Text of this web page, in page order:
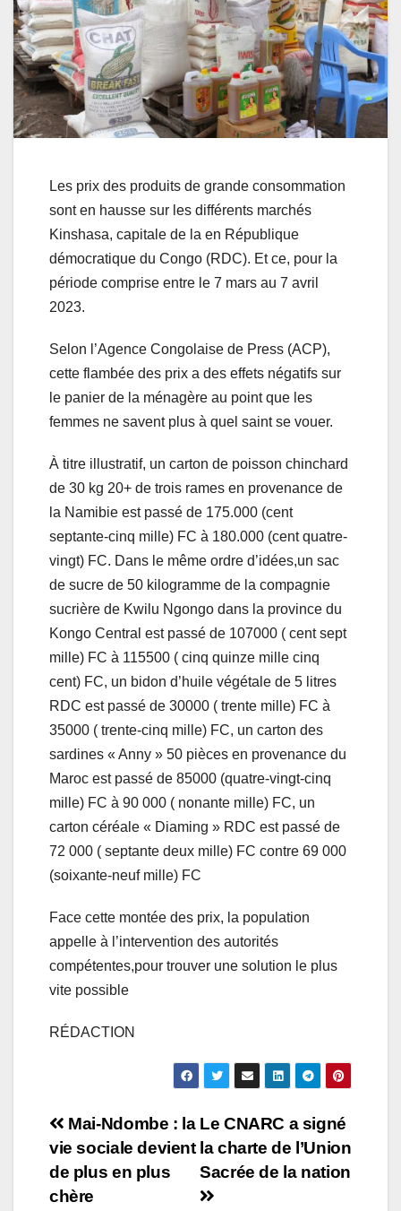
Les prix des produits de grande consommation
sont en hausse sur les différents marchés
Kinshasa, capitale de la en République
démocratique du Congo (RDC). Et ce, pour la
période comprise entre le 7 mars au 7 avril
2023.
Selon l’Agence Congolaise de Press (ACP),
cette flambée des prix a des effets négatifs sur
le panier de la ménagère au point que les
femmes ne savent plus à quel saint se vouer.
À titre illustratif, un carton de poisson chinchard
de 30 kg 20+ de trois rames en provenance de
la Namibie est passé de 175.000 (cent
septante-cinq mille) FC à 180.000 (cent quatre-
vingt) FC. Dans le même ordre d’idées,un sac
de sucre de 50 kilogramme de la compagnie
sucrière de Kwilu Ngongo dans la province du
Kongo Central est passé de 107000 ( cent sept
mille) FC à 115500 ( cinq quinze mille cinq
cent) FC, un bidon d’huile végétale de 5 litres
RDC est passé de 30000 ( trente mille) FC à
35000 ( trente-cinq mille) FC, un carton des
sardines « Anny » 50 pièces en provenance du
Maroc est passé de 85000 (quatre-vingt-cinq
mille) FC à 90 000 ( nonante mille) FC, un
carton céréale « Diaming » RDC est passé de
72 000 ( septante deux mille) FC contre 69 000
(soixante-neuf mille) FC
Face cette montée des prix, la population
appelle à l’intervention des autorités
compétentes,pour trouver une solution le plus
vite possible
RÉDACTION
Navigation
de
l’article
Le CNARC a signé
la charte de l’Union
Sacrée de la nation
Mai-Ndombe : la
vie sociale devient
de plus en plus
chère